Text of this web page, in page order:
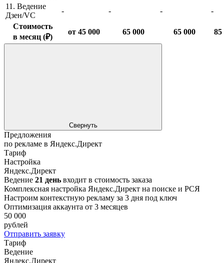
11. Ведение
Дзен/VC
- - -
-
Стоимость
в месяц (₽)
от 45 000 65 000 65 000 85
Свернуть
Предложения
по рекламе в Яндекс.Директ
Тариф
Настройка
Яндекс.Директ
Ведение 21 день входит в стоимость заказа
Комплексная настройка Яндекс.Директ на поиске и РСЯ
Настроим контекстную рекламу за 3 дня под ключ
Оптимизация аккаунта от 3 месяцев
50 000
рублей
Отправить заявку
Тариф
Ведение
Яндекс.Директ